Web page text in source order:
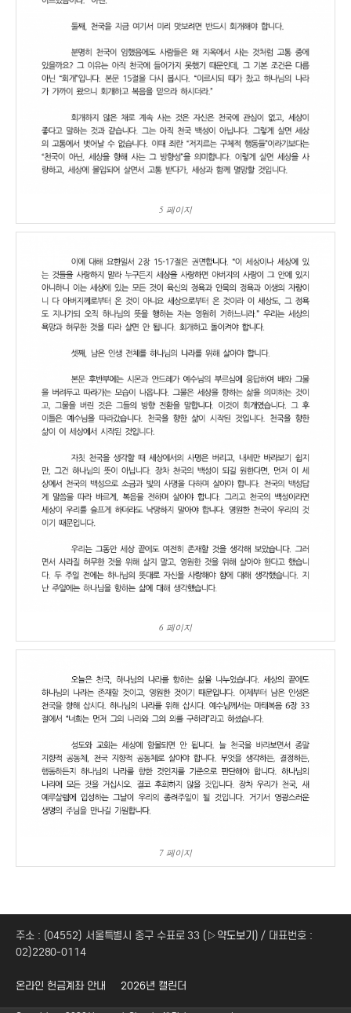
5 페이지
6 페이지
7 페이지
주소 : (04552) 서울특별시 중구 수표로 33 (▷약도보기 ) / 대표번호 :
02)2280-0114
온라인 헌금계좌 안내 2026년 캘린더